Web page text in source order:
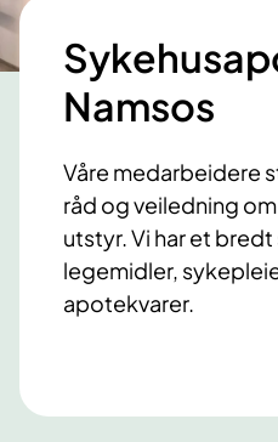
Namsos
Våre medarbeidere
råd og veiledning
utstyr. Vi har et
legemidler,
apotekvarer.